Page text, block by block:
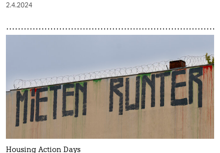
2.4.2024
Housing Action Days